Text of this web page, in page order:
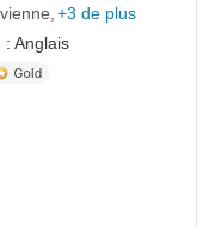
+3 de plus
: Anglais